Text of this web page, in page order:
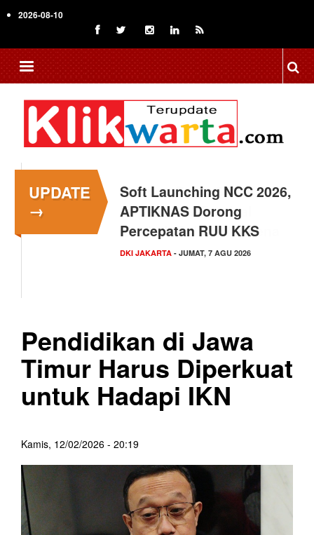
to
content
2026-08-10
UPDATE
→
Menkop Bawa Semangat
Koperasi ke Festival
Lembah Baliem Wamena
NASIONAL- JUMAT, 7 AGU 2026
Pendidikan di Jawa
Timur Harus Diperkuat
untuk Hadapi IKN
Kamis, 12/02/2026 - 20:19